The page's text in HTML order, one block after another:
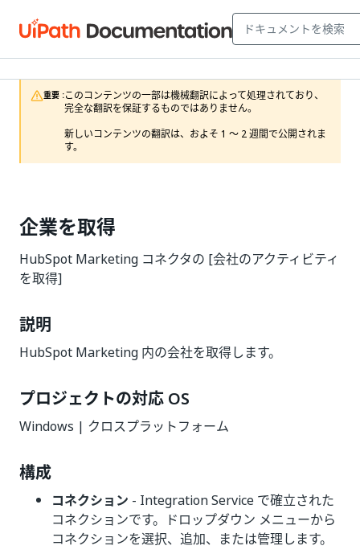
重要 :このコンテンツの一部は機械翻訳によって処理されており、
完全な翻訳を保証するものではありません。
新しいコンテンツの翻訳は、およそ 1 ～ 2 週間で公開されま
す。
企業を取得
HubSpot Marketing コネクタの [会社のアクティビティ
を取得]
説明
HubSpot Marketing 内の会社を取得します。
プロジェクトの対応 OS
Windows | クロスプラットフォーム
構成
コネクション - Integration Service で確立された
コネクションです。ドロップダウン メニューから
コネクションを選択、追加、または管理します。